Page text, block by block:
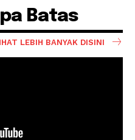
Batas
LEBIH BANYAK DISINI